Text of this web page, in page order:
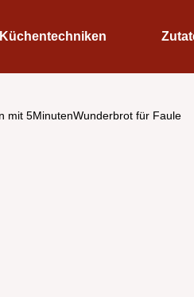
Küchentechniken
mit 5MinutenWunderbrot für Faule